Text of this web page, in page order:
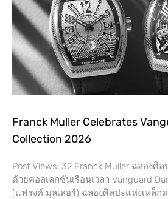
Franck Muller Celebrates
Collection 2026
Post Views: 32 Franck Muller ฉลองศิ
ด้วยคอลเลกชันเรือนเวลา Vanguard
(แฟรงค์ มุลเลอร์) ฉลองศิลปะแห่งเหล็ก